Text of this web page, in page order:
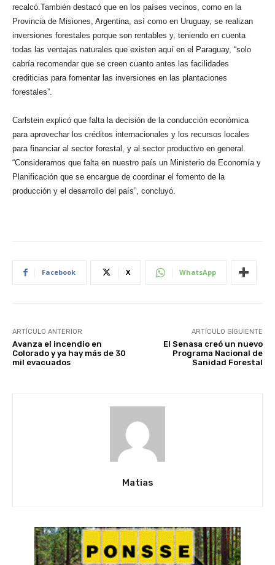
recalcó.También destacó que en los países vecinos, como en la
Provincia de Misiones, Argentina, así como en Uruguay, se realizan
inversiones forestales porque son rentables y, teniendo en cuenta
todas las ventajas naturales que existen aquí en el Paraguay, “solo
cabría recomendar que se creen cuanto antes las facilidades
crediticias para fomentar las inversiones en las plantaciones
forestales”.
Carlstein explicó que falta la decisión de la conducción económica
para aprovechar los créditos internacionales y los recursos locales
para financiar al sector forestal, y al sector productivo en general.
“Consideramos que falta en nuestro país un Ministerio de Economía y
Planificación que se encargue de coordinar el fomento de la
producción y el desarrollo del país”, concluyó.
Facebook X WhatsApp
ARTÍCULO ANTERIOR
Avanza el incendio en
Colorado y ya hay más de 30
mil evacuados
ARTÍCULO SIGUIENTE
El Senasa creó un nuevo
Programa Nacional de
Sanidad Forestal
Matias